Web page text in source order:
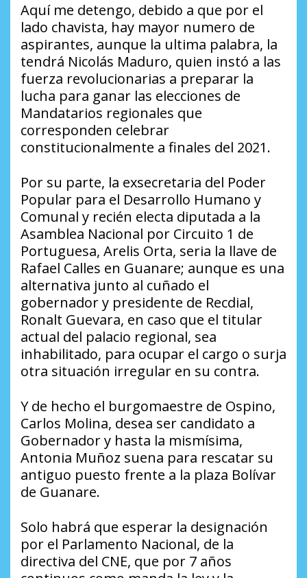
Aquí me detengo, debido a que por el
lado chavista, hay mayor numero de
aspirantes, aunque la ultima palabra, la
tendrá Nicolás Maduro, quien instó a las
fuerza revolucionarias a preparar la
lucha para ganar las elecciones de
Mandatarios regionales que
corresponden celebrar
constitucionalmente a finales del 2021.
Por su parte, la exsecretaria del Poder
Popular para el Desarrollo Humano y
Comunal y recién electa diputada a la
Asamblea Nacional por Circuito 1 de
Portuguesa, Arelis Orta, seria la llave de
Rafael Calles en Guanare; aunque es una
alternativa junto al cuñado el
gobernador y presidente de Recdial,
Ronalt Guevara, en caso que el titular
actual del palacio regional, sea
inhabilitado, para ocupar el cargo o surja
otra situación irregular en su contra.
Y de hecho el burgomaestre de Ospino,
Carlos Molina, desea ser candidato a
Gobernador y hasta la mismísima,
Antonia Muñoz suena para rescatar su
antiguo puesto frente a la plaza Bolívar
de Guanare.
Solo habrá que esperar la designación
por el Parlamento Nacional, de la
directiva del CNE, que por 7 años